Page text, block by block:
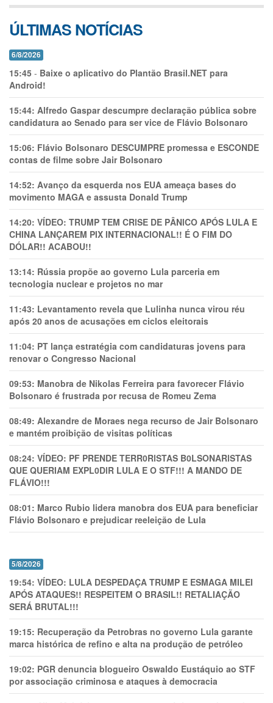
ÚLTIMAS NOTÍCIAS
6/8/2026
15:45 - Baixe o aplicativo do Plantão Brasil.NET para
Android!
15:44: Alfredo Gaspar descumpre declaração pública sobre
candidatura ao Senado para ser vice de Flávio Bolsonaro
15:06: Flávio Bolsonaro DESCUMPRE promessa e ESCONDE
contas de filme sobre Jair Bolsonaro
14:52: Avanço da esquerda nos EUA ameaça bases do
movimento MAGA e assusta Donald Trump
14:20: VÍDEO: TRUMP TEM CRlSE DE PÂNlCO APÓS LULA E
CHINA LANÇAREM PIX INTERNACIONAL!! É O FIM DO
DÓLAR!! ACABOU!!
13:14: Rússia propõe ao governo Lula parceria em
tecnologia nuclear e projetos no mar
11:43: Levantamento revela que Lulinha nunca virou réu
após 20 anos de acusações em ciclos eleitorais
11:04: PT lança estratégia com candidaturas jovens para
renovar o Congresso Nacional
09:53: Manobra de Nikolas Ferreira para favorecer Flávio
Bolsonaro é frustrada por recusa de Romeu Zema
08:49: Alexandre de Moraes nega recurso de Jair Bolsonaro
e mantém proibição de visitas políticas
08:24: VÍDEO: PF PRENDE TERR0RlSTAS B0LSONARlSTAS
QUE QUERIAM EXPL0DlR LULA E O STF!!! A MANDO DE
FLÁVIO!!!
08:01: Marco Rubio lidera manobra dos EUA para beneficiar
Flávio Bolsonaro e prejudicar reeleição de Lula
5/8/2026
19:54: VÍDEO: LULA DESPEDAÇA TRUMP E ESMAGA MILEI
APÓS ATAQUES!! RESPEITEM O BRASIL!! RETALIAÇÃO
SERÁ BRUTAL!!!
19:15: Recuperação da Petrobras no governo Lula garante
marca histórica de refino e alta na produção de petróleo
19:02: PGR denuncia blogueiro Oswaldo Eustáquio ao STF
por associação criminosa e ataques à democracia